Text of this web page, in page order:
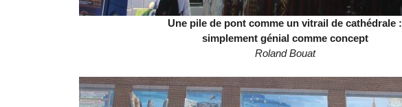
Une pile de pont comme un vitrail de cathédrale :
simplement génial comme concept
Roland Bouat